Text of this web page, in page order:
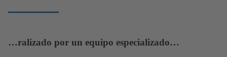
…ralizado por un equipo especializado…